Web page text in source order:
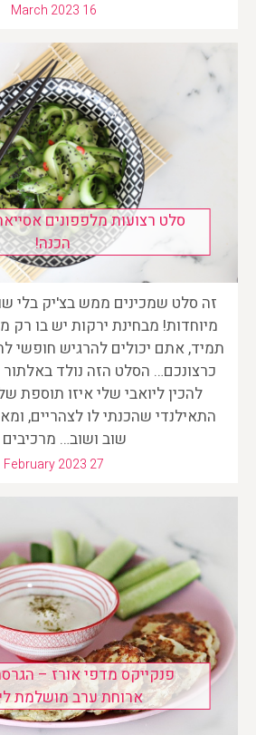
March 2023 16
סלט רצועות מלפפונים
הכנה!
זה סלט שמכינים ממש בצ'יק בלי
מיוחדות! מבחינת ירקות יש בו רק
תמיד, אתם יכולים להרגיש חופשי
כרצונכם… הסלט הזה נולד
להכין ליואבי שלי איזו תוספת
התאילנדי שהכנתי לו לצהריים,
שוב ושוב…
February 2023 27
פנקייקס מדפי אורז –
ארוחת ערב מושלמת